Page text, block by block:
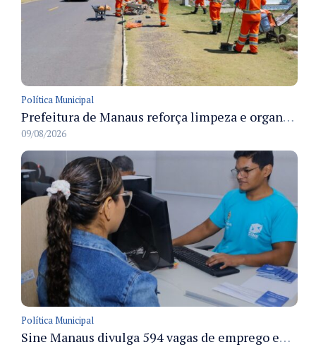
Política Municipal
Prefeitura de Manaus reforça limpeza e organização dos cemiterios municipais para receber famílias no Dia dos Pais
09/08/2026
Política Municipal
Sine Manaus divulga 594 vagas de emprego em Manaus com atendimento presencial nesta segunda-feira